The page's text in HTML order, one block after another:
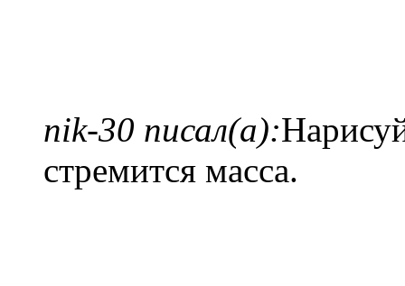
nik-30 писал(а):
стремится масса.